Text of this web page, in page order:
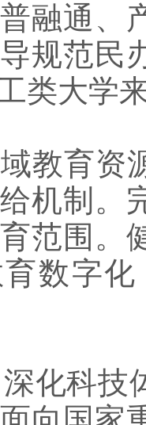
融通、
规范民
类大学
育资源
机制。
范围。
数字
科技体